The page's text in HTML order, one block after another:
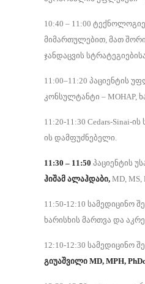
10:40 – 11:00
მიმართულებით, მათ
ჯანდაცვის
11:00–11:20 პაციენტის
კონსულტანტი – MOHAP,
11:20-11:30 Cedars-
ის დამფუძნებელი.
11:30 – 11:50 პაციენტის
ჰიშამ ალაჰდაბი, MD,
11:50-12:10 სამედიცინო
ხარისხის მართვა და
12:10-12:30 სამედიცინო
გიუაშვილი MD, MPH,